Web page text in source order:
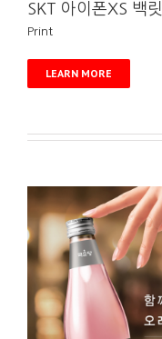
SKT 아이폰XS 백릿
Print
LEARN MORE